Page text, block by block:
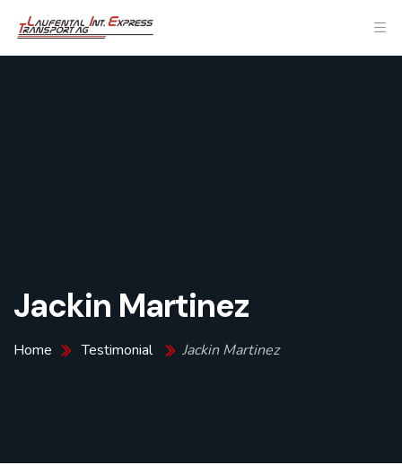
Jackin Martinez
Home Testimonial Jackin Martinez